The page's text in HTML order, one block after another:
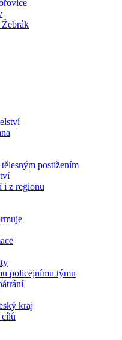
Žebrák
postižením
i z regionu
policejnímu týmu
kraj
cílů